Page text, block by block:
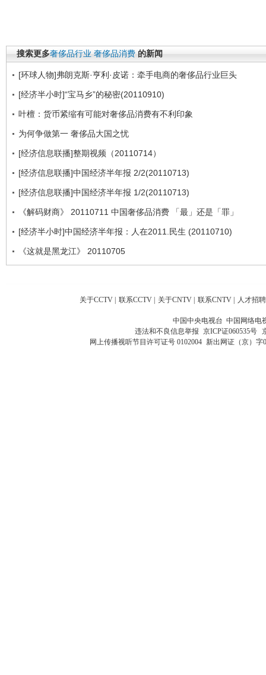
搜索更多奢侈品行业 奢侈品消费 的新闻
[环球人物]弗朗克斯·亨利·皮诺：牵手电商的奢侈品行业巨头
[经济半小时]“宝马乡”的秘密(20110910)
叶檀：货币紧缩有可能对奢侈品消费有不利印象
为何争做第一 奢侈品大国之忧
[经济信息联播]整期视频（20110714）
[经济信息联播]中国经济半年报 2/2(20110713)
[经济信息联播]中国经济半年报 1/2(20110713)
《解码财商》 20110711 中国奢侈品消费 「最」还是「罪」
[经济半小时]中国经济半年报：人在2011.民生 (20110710)
《这就是黑龙江》 20110705
关于CCTV | 联系CCTV | 关于CNTV | 联系CNTV | 人才招聘
中国中央电视台 中国网络电
违法和不良信息举报 京ICP证060535号
网上传播视听节目许可证号 0102004 新出网证（京）